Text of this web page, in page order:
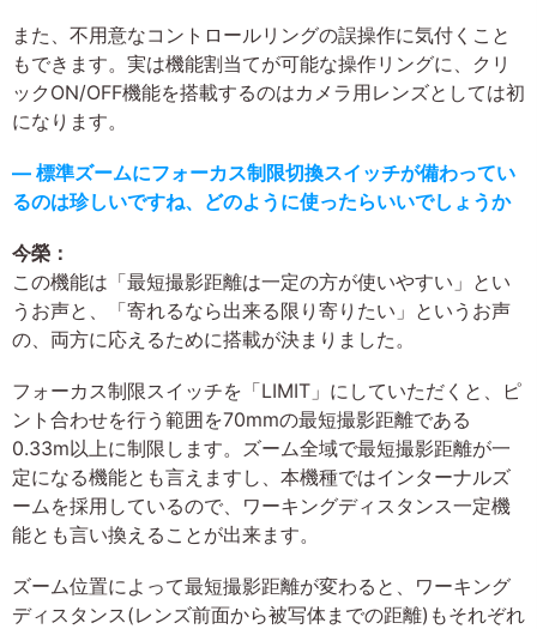
また、不用意なコントロールリングの誤操作に気付くこと
もできます。実は機能割当てが可能な操作リングに、クリ
ックON/OFF機能を搭載するのはカメラ用レンズとしては初
になります。
― 標準ズームにフォーカス制限切換スイッチが備わってい
るのは珍しいですね、どのように使ったらいいでしょうか
今榮：
この機能は「最短撮影距離は一定の方が使いやすい」とい
うお声と、「寄れるなら出来る限り寄りたい」というお声
の、両方に応えるために搭載が決まりました。
フォーカス制限スイッチを「LIMIT」にしていただくと、ピ
ント合わせを行う範囲を70mmの最短撮影距離である
0.33m以上に制限します。ズーム全域で最短撮影距離が一
定になる機能とも言えますし、本機種ではインターナルズ
ームを採用しているので、ワーキングディスタンス一定機
能とも言い換えることが出来ます。
ズーム位置によって最短撮影距離が変わると、ワーキング
ディスタンス(レンズ前面から被写体までの距離)もそれぞれ